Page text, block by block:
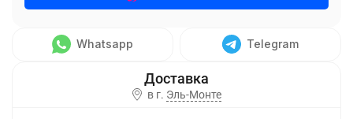
Whatsapp Telegram
в г. Эль-Монте